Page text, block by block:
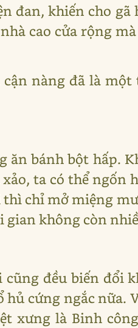
đan, khiến cho gã
cao cửa rộng
nàng đã là
bánh bột hấp.
ta có thể ngốn
thì chỉ mở miệng
gian không còn
đều biến đổi
cứng ngắc nữa.
xưng là Binh